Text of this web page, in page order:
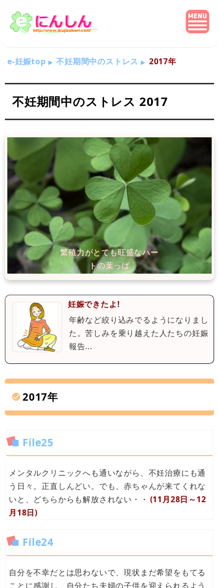
e-妊娠top 不妊期間中のストレス 2017年
不妊期間中のストレス 2017
妊娠できたよ!
年齢など絞り込みでるようになりまし
た。苦しみを乗り越えた人たちの妊娠
報告...
2017年
File25
メンタルクリニックへも通いながら、不妊治療にも通
う日々。正直しんどい。でも、赤ちゃんが来てくれな
いと、どちらからも解放されない・・ (11月28日～12
月18日)
File24
自分を不幸だとは思わないで、現状まだ希望をもてる
ことに感謝し、自分たち夫婦の子供を迎えられるよう